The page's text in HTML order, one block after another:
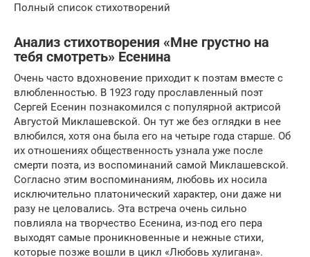
Полный список стихотворений
Анализ стихотворения «Мне грустно на
тебя смотреть» Есенина
Очень часто вдохновение приходит к поэтам вместе с
влюбленностью. В 1923 году прославленный поэт
Сергей Есенин познакомился с популярной актрисой
Августой Миклашевской. Он тут же без оглядки в нее
влюбился, хотя она была его на четыре года старше. Об
их отношениях общественность узнала уже после
смерти поэта, из воспоминаний самой Миклашевской.
Согласно этим воспоминаниям, любовь их носила
исключительно платонический характер, они даже ни
разу не целовались. Эта встреча очень сильно
повлияла на творчество Есенина, из-под его пера
выходят самые проникновенные и нежные стихи,
которые позже вошли в цикл «Любовь хулигана».